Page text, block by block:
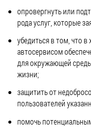
опровергнуть или
рода услуг, которые
убедиться в том, что в
автосервисом
для окружающей
жизни;
защитить от
пользователей
помочь